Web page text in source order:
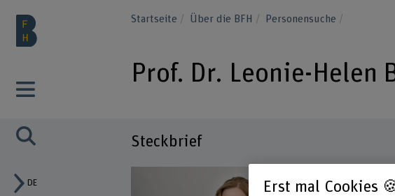
DE
Startseite Über die BFH Personensuche
Prof. Dr. Leonie-Helen
Steckbrief
Erst mal Cookies